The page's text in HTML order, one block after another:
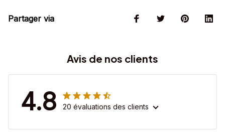
Partager via
Avis de nos clients
4.8 20 évaluations des clients